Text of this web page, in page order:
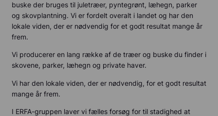
buske der bruges til juletræer, pyntegrønt, læhegn, parker
og skovplantning. Vi er fordelt overalt i landet og har den
lokale viden, der er nødvendig for et godt resultat mange år
frem.
Vi producerer en lang række af de træer og buske du finder i
skovene, parker, læhegn og private haver.
Vi har den lokale viden, der er nødvendig, for et godt resultat
mange år frem.
I ERFA-gruppen laver vi fælles forsøg for til stadighed at